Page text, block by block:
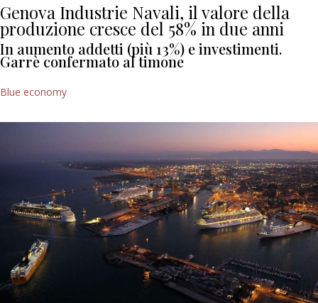
Genova Industrie Navali, il valore della
produzione cresce del 58% in due anni
In aumento addetti (più 13%) e investimenti.
Garrè confermato al timone
Blue economy